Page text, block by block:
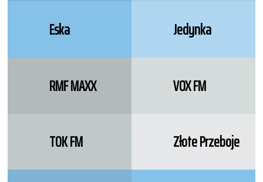
Eska Jedynka
RMF MAXX VOX FM
TOK FM Złote Przeboje